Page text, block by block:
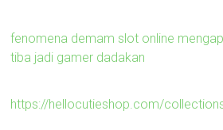
fenomena demam slot online
tiba jadi gamer dadakan
https://hellocutieshop.com/